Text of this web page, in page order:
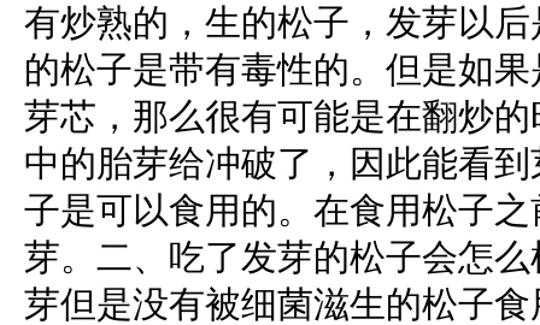
有炒熟的，生的松子，发芽以
的松子是带有毒性的。但是如
芽芯，那么很有可能是在翻炒
中的胎芽给冲破了，因此能看
子是可以食用的。在食用松子
芽。二、吃了发芽的松子会怎
芽但是没有被细菌滋生的松子